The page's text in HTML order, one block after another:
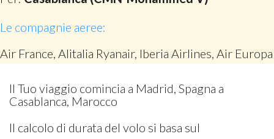
Le compagnie aeree:
Air France, Alitalia Ryanair, Iberia Airlines, Air Europa
Il Tuo viaggio comincia a Madrid, Spagna a
Casablanca, Marocco
Il calcolo di durata del volo si basa sul